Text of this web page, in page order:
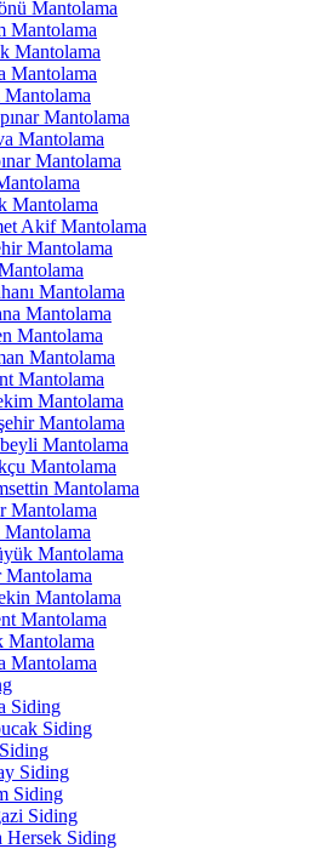
Mantolama
Mantolama
Mantolama
Mantolama
Mantolama
Mantolama
Mantolama
Mantolama
Akif Mantolama
Mantolama
Mantolama
Mantolama
Mantolama
Mantolama
Mantolama
Mantolama
Mantolama
Mantolama
Mantolama
Mantolama
Mantolama
Mantolama
Mantolama
Mantolama
Mantolama
Mantolama
Mantolama
Siding
Siding
Siding
Siding
Siding
Hersek Siding